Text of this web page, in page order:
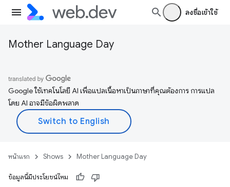
ลงชื่อเข้าใช้
Mother Language Day
Google ใช้เทคโนโลยี AI เพื่อแปลเนื้อหาเป็นภาษาที่คุณต้องการ การแปล
โดย AI อาจมีข้อผิดพลาด
หน้าแรก Shows Mother Language Day
ข้อมูลนี้มีประโยชน์ไหม